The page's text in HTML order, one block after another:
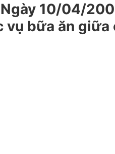
10/04/
bữa ăn